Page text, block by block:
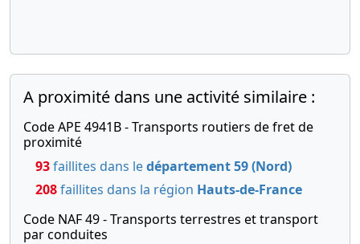
A proximité dans une activité similaire :
Code APE 4941B - Transports routiers de fret de
proximité
93faillites dans ledépartement 59 (Nord)
208faillites dans la région Hauts-de-France
Code NAF 49 - Transports terrestres et transport
par conduites